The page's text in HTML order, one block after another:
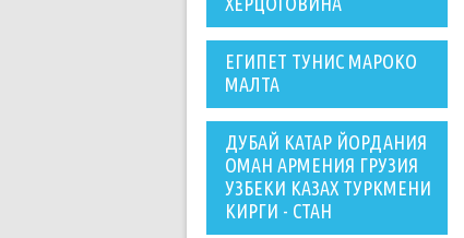
ЕГИПЕТ ТУНИС МАРОКО
МАЛТА
ДУБАЙ КАТАР ЙОРДАНИЯ
ОМАН АРМЕНИЯ ГРУЗИЯ
УЗБЕКИ КАЗАХ ТУРКМЕНИ
КИРГИ - СТАН